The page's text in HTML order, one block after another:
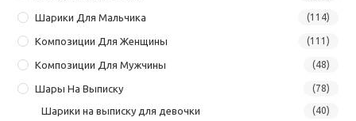
Шарики Для Мальчика (114)
Композиции Для Женщины (111)
Композиции Для Мужчины (48)
Шары На Выписку (78)
Шарики на выписку для девочки (40)